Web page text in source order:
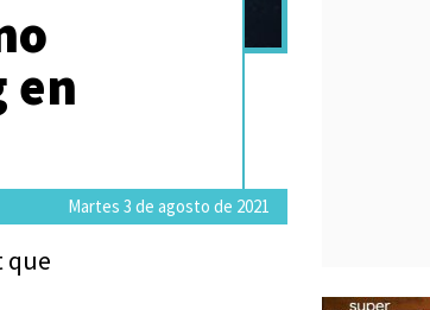
en
Martes 3 de agosto de 2021
que